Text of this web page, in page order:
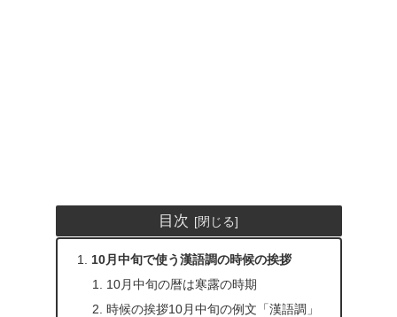
目次
10月中旬で使う漢語調の時候の挨拶
10月中旬の暦は寒露の時期
時候の挨拶10月中旬の例文「漢語調」